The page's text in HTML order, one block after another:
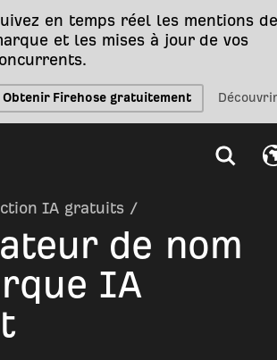
en temps réel les mentions
et les mises à jour de vos
Obtenir Firehose gratuitement
IA gratuits /
de nom
IA